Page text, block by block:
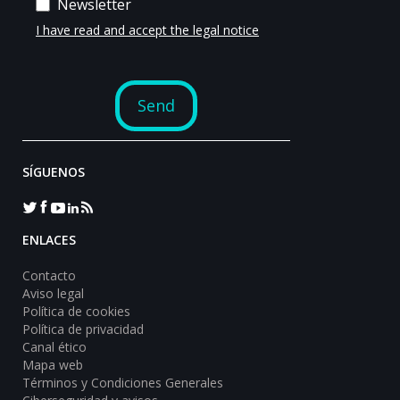
SÍGUENOS
ENLACES
Contacto
Aviso legal
Política de cookies
Política de privacidad
Canal ético
Mapa web
Términos y Condiciones Generales